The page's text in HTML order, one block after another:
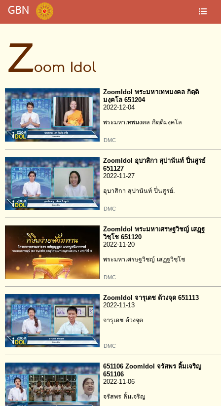
GBN
Zoom Idol
ZoomIdol พระมหาเทพมงคล กิตฺติ
มงฺคโล 651204
2022-12-04
พระมหาเทพมงคล กิตฺติมงฺคโล
DMC
ZoomIdol อุบาสิกา สุปานันท์ ปิ่นสูรย์
651127
2022-11-27
อุบาสิกา สุปานันท์ ปิ่นสูรย์.
DMC
ZoomIdol พระมหาเศรษฐวิชญ์ เสฏฺฐ
วิชฺโช 651120
2022-11-20
พระมหาเศรษฐวิชญ์ เสฏฺฐวิชฺโช
DMC
ZoomIdol จารุเดช ด้วงจุด 651113
2022-11-13
จารุเดช ด้วงจุด
DMC
651106 ZoomIdol จรัสพร ลิ้มเจริญ
651106
2022-11-06
จรัสพร ลิ้มเจริญ